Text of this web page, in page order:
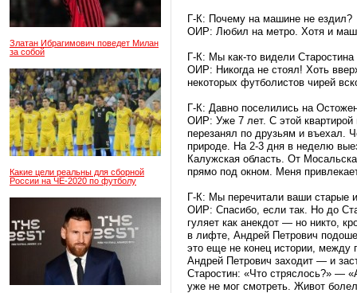
Златан Ибрагимович поведет Милан
за собой
Какие цели реальны для сборной
России на ЧЕ-2020 по футболу
Г-К: Почему на машине не ездил?
ОИР: Любил на метро. Хотя и
Г-К: Мы как-то видели
ОИР: Никогда не стоял! Хоть
некоторых футболистов чирей
Г-К: Давно поселились на
ОИР: Уже 7 лет. С этой квартирой
перезанял по друзьям и въехал.
природе. На 2-3 дня в неделю
Калужская область. От
прямо под окном. Меня
Г-К: Мы перечитали ваши старые
ОИР: Спасибо, если так. Но до
гуляет как анекдот — но никто,
в лифте, Андрей Петрович
это еще не конец истории, между
Андрей Петрович заходит — и
Старостин: «Что стряслось?» —
уже не мог смотреть. Живот